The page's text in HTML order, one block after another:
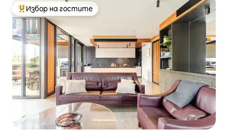
Най-популярен избор на гостите
Избор на гостите